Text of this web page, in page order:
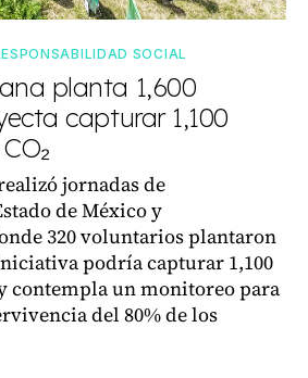
SOCIAL
planta 1,600
capturar 1,100
jornadas de
de México y
320 voluntarios plantaron
podría capturar 1,100
contempla un monitoreo para
del 80% de los